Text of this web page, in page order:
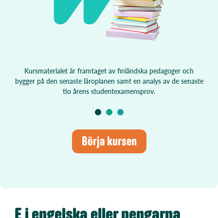
Kursmaterialet är framtaget av finländska pedagoger och
bygger på den senaste läroplanen samt en analys av de senaste
tio årens studentexamensprov.
Börja kursen